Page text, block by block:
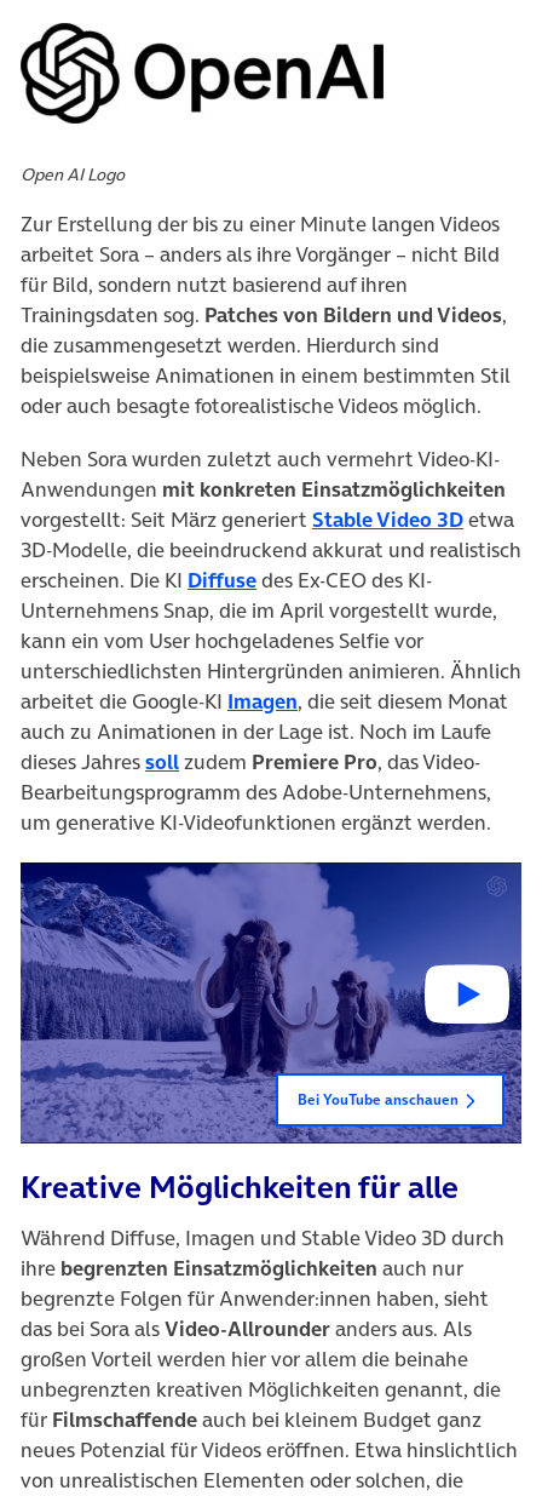
Open AI Logo
Zur Erstellung der bis zu einer Minute langen Videos
arbeitet Sora – anders als ihre Vorgänger – nicht Bild
für Bild, sondern nutzt basierend auf ihren
Trainingsdaten sog. Patches von Bildern und Videos,
die zusammengesetzt werden. Hierdurch sind
beispielsweise Animationen in einem bestimmten Stil
oder auch besagte fotorealistische Videos möglich.
Neben Sora wurden zuletzt auch vermehrt Video-KI-
Anwendungen mit konkreten Einsatzmöglichkeiten
vorgestellt: Seit März generiert Stable Video 3D(öffnet
etwa
3D-Modelle, die beeindruckend akkurat und realistisch
erscheinen. Die KI Diffuse(öffnet in neuem Tab)
des Ex-CEO des KI-
Unternehmens Snap, die im April vorgestellt wurde,
kann ein vom User hochgeladenes Selfie vor
unterschiedlichsten Hintergründen animieren. Ähnlich
arbeitet die Google-KI Imagen(öffnet in neuem Tab)
, die seit diesem Monat
auch zu Animationen in der Lage ist. Noch im Laufe
dieses Jahressoll(öffnet in neuem Tab)
zudem Premiere Pro, das Video-
Bearbeitungsprogramm des Adobe-Unternehmens,
um generative KI-Videofunktionen ergänzt werden.
Bei YouTube anschauen
Kreative Möglichkeiten für alle
Während Diffuse, Imagen und Stable Video 3D durch
ihre begrenzten Einsatzmöglichkeiten auch nur
begrenzte Folgen für Anwender:innen haben, sieht
das bei Sora alsVideo-Allrounderanders aus. Als
großen Vorteil werden hier vor allem die beinahe
unbegrenzten kreativen Möglichkeiten genannt, die
für Filmschaffendeauch bei kleinem Budget ganz
neues Potenzial für Videos eröffnen. Etwa hinslichtlich
von unrealistischen Elementen oder solchen, die